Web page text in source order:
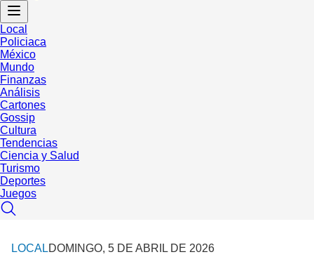
Local
Policiaca
México
Mundo
Finanzas
Análisis
Cartones
Gossip
Cultura
Tendencias
Ciencia y Salud
Turismo
Deportes
Juegos
LOCALDOMINGO, 5 DE ABRIL DE 2026